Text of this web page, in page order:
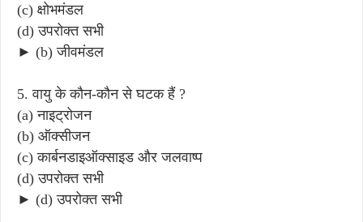
(c) क्षोभमंडल
(d) उपरोक्त सभी
► (b) जीवमंडल
5. वायु के कौन-कौन से घटक हैं ?
(a) नाइट्रोजन
(b) ऑक्सीजन
(c) कार्बनडाइऑक्साइड और जलवाष्प
(d) उपरोक्त सभी
► (d) उपरोक्त सभी